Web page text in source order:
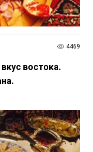
4469
востока.